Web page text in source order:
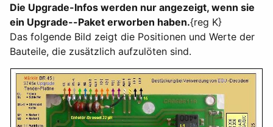
Die Upgrade-Infos werden nur angezeigt, wenn sie
ein Upgrade--Paket erworben haben.{reg K}
Das folgende Bild zeigt die Positionen und Werte der
Bauteile, die zusätzlich aufzulöten sind.